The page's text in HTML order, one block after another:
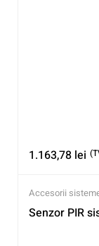
1.163,78 lei
Accesorii
Senzor PIR